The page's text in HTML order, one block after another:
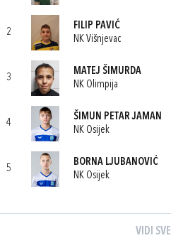
2
FILIP PAVIĆ
NK Višnjevac
3
MATEJ ŠIMURDA
NK Olimpija
4
ŠIMUN PETAR JAMAN
NK Osijek
5
BORNA LJUBANOVIĆ
NK Osijek
VIDI SVE